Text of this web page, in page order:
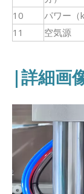
10
パワー（
11
空気源
|詳細画